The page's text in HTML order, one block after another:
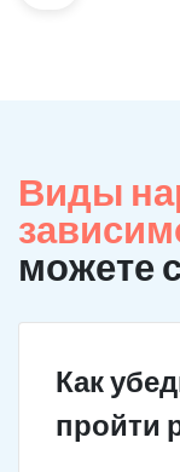
Виды
можете
Как
пройти